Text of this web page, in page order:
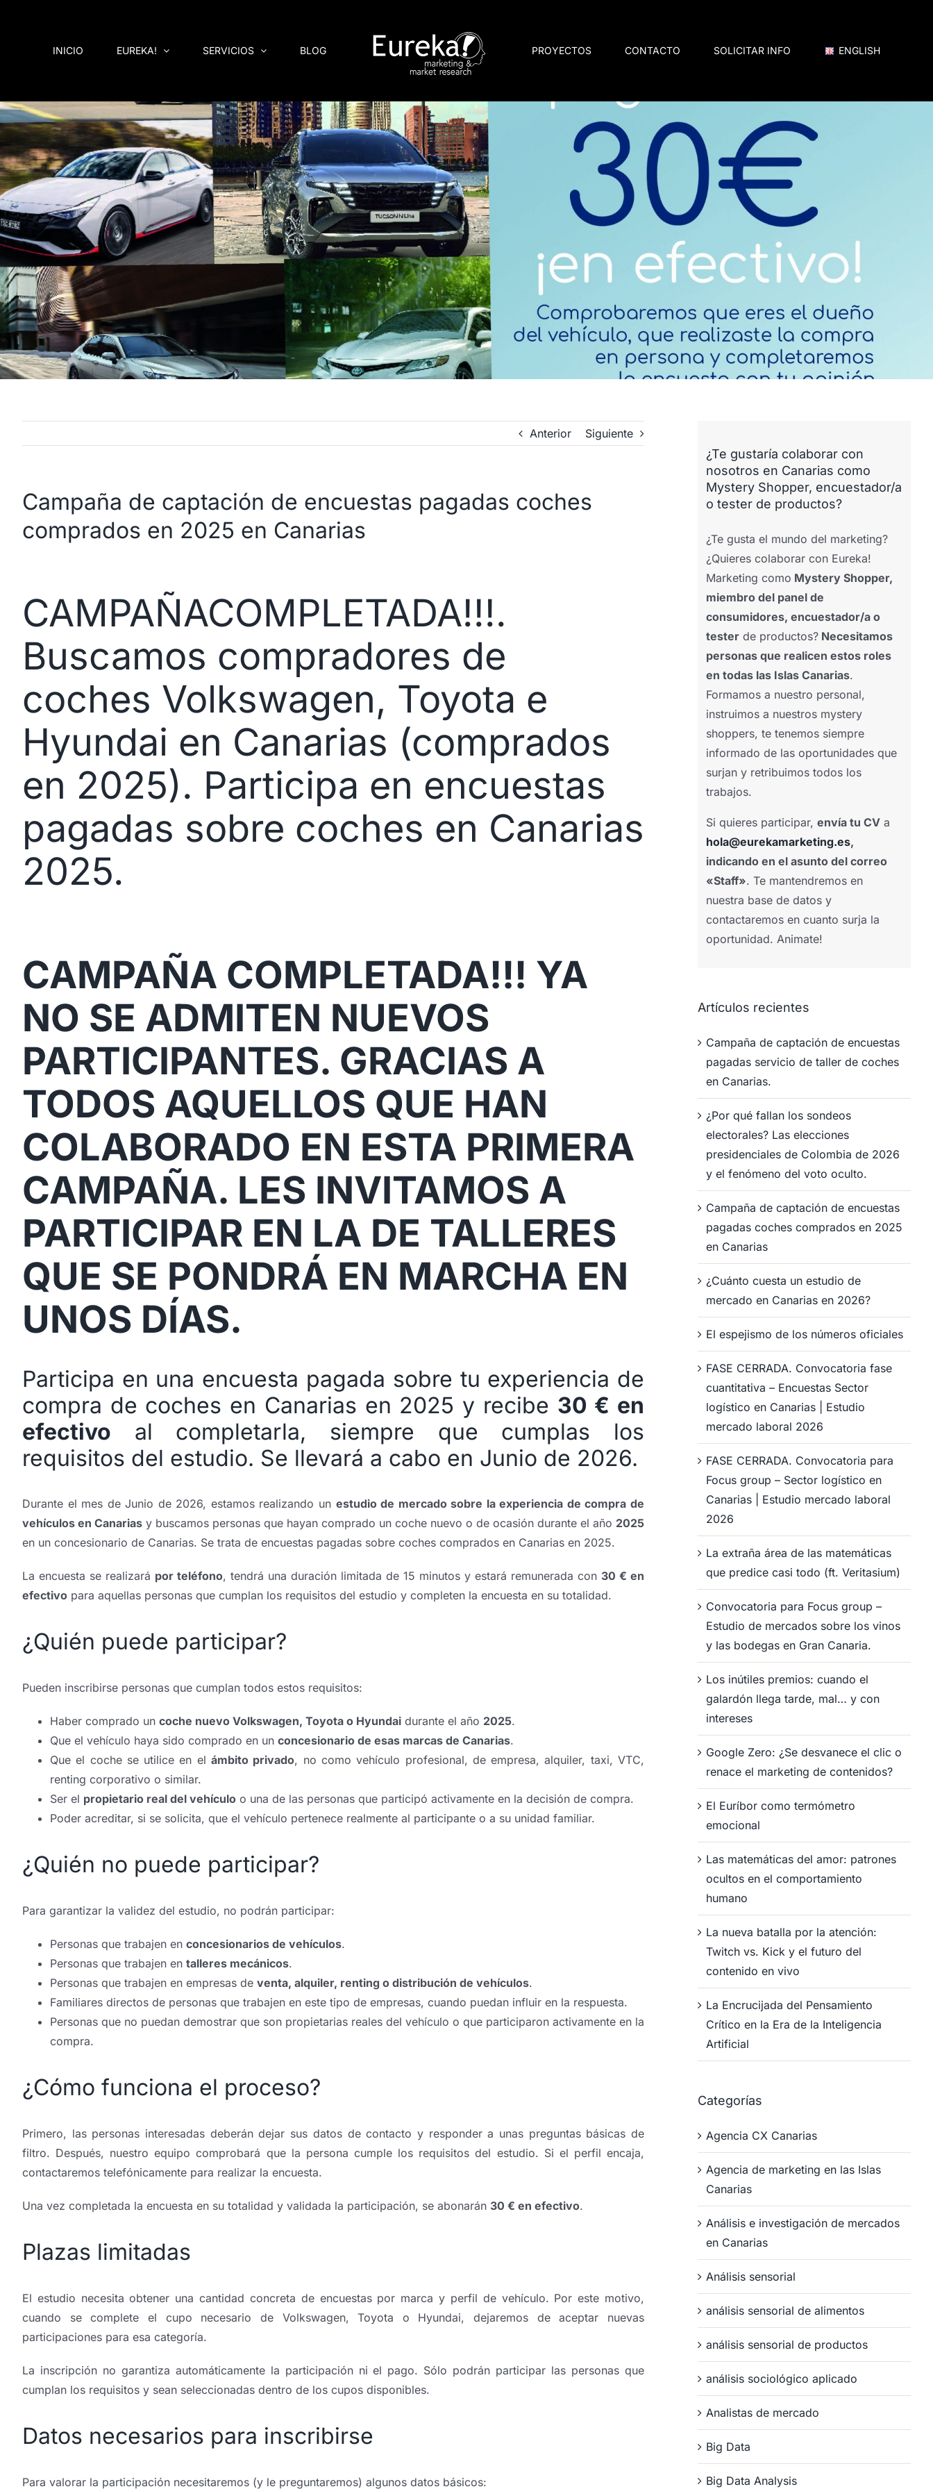
INICIO EUREKA! SERVICIOS BLOG PROYECTOS CONTACTO SOLICITAR INFO ENGLISH
Anterior Siguiente
Campaña de captación de encuestas pagadas coches
comprados en 2025 en Canarias
CAMPAÑACOMPLETADA!!!.
Buscamos compradores de
coches Volkswagen, Toyota e
Hyundai en Canarias (comprados
en 2025). Participa en encuestas
pagadas sobre coches en Canarias
2025.
CAMPAÑA COMPLETADA!!! YA
NO SE ADMITEN NUEVOS
PARTICIPANTES. GRACIAS A
TODOS AQUELLOS QUE HAN
COLABORADO EN ESTA PRIMERA
CAMPAÑA. LES INVITAMOS A
PARTICIPAR EN LA DE TALLERES
QUE SE PONDRÁ EN MARCHA EN
UNOS DÍAS.
Participa en una encuesta pagada sobre tu experiencia de
compra de coches en Canarias en 2025 y recibe 30 € en
efectivo al completarla, siempre que cumplas los
requisitos del estudio. Se llevará a cabo en Junio de 2026.
Durante el mes de Junio de 2026, estamos realizando un estudio de mercado sobre la experiencia de compra de
vehículos en Canarias y buscamos personas que hayan comprado un coche nuevo o de ocasión durante el año 2025
en un concesionario de Canarias. Se trata de encuestas pagadas sobre coches comprados en Canarias en 2025.
La encuesta se realizará por teléfono, tendrá una duración limitada de 15 minutos y estará remunerada con 30 € en
efectivopara aquellas personas que cumplan los requisitos del estudio y completen la encuesta en su totalidad.
¿Quién puede participar?
Pueden inscribirse personas que cumplan todos estos requisitos:
Haber comprado un coche nuevo Volkswagen, Toyota o Hyundaidurante el año 2025.
Que el vehículo haya sido comprado en un concesionario de esas marcas de Canarias.
Que el coche se utilice en elámbito privado, no como vehículo profesional, de empresa, alquiler, taxi, VTC,
renting corporativo o similar.
Ser el propietario real del vehículoo una de las personas que participó activamente en la decisión de compra.
Poder acreditar, si se solicita, que el vehículo pertenece realmente al participante o a su unidad familiar.
¿Quién no puede participar?
Para garantizar la validez del estudio, no podrán participar:
Personas que trabajen en concesionarios de vehículos.
Personas que trabajen en talleres mecánicos.
Personas que trabajen en empresas de venta, alquiler, renting o distribución de vehículos.
Familiares directos de personas que trabajen en este tipo de empresas, cuando puedan influir en la respuesta.
Personas que no puedan demostrar que son propietarias reales del vehículo o que participaron activamente en la
compra.
¿Cómo funciona el proceso?
Primero, las personas interesadas deberán dejar sus datos de contacto y responder a unas preguntas básicas de
filtro. Después, nuestro equipo comprobará que la persona cumple los requisitos del estudio. Si el perfil encaja,
contactaremos telefónicamente para realizar la encuesta.
Una vez completada la encuesta en su totalidad y validada la participación, se abonarán 30 € en efectivo.
Plazas limitadas
El estudio necesita obtener una cantidad concreta de encuestas por marca y perfil de vehículo. Por este motivo,
cuando se complete el cupo necesario de Volkswagen, Toyota o Hyundai, dejaremos de aceptar nuevas
participaciones para esa categoría.
La inscripción no garantiza automáticamente la participación ni el pago. Sólo podrán participar las personas que
cumplan los requisitos y sean seleccionadas dentro de los cupos disponibles.
Datos necesarios para inscribirse
Para valorar la participación necesitaremos (y le preguntaremos) algunos datos básicos:
¿Te gustaría colaborar con
nosotros en Canarias como
Mystery Shopper, encuestador/a
o tester de productos?
¿Te gusta el mundo del marketing?
¿Quieres colaborar con Eureka!
Marketing como Mystery Shopper,
miembro del panel de
consumidores, encuestador/a o
testerde productos?Necesitamos
personas que realicen estos roles
en todas las Islas Canarias.
Formamos a nuestro personal,
instruimos a nuestros mystery
shoppers, te tenemos siempre
informado de las oportunidades que
surjan y retribuimos todos los
trabajos.
Si quieres participar, envía tu CVa
hola@eurekamarketing.es,
indicando en el asunto del correo
«Staff». Te mantendremos en
nuestra base de datos y
contactaremos en cuanto surja la
oportunidad. Animate!
Artículos recientes
Campaña de captación de encuestas
pagadas servicio de taller de coches
en Canarias.
¿Por qué fallan los sondeos
electorales? Las elecciones
presidenciales de Colombia de 2026
y el fenómeno del voto oculto.
Campaña de captación de encuestas
pagadas coches comprados en 2025
en Canarias
¿Cuánto cuesta un estudio de
mercado en Canarias en 2026?
El espejismo de los números oficiales
FASE CERRADA. Convocatoria fase
cuantitativa – Encuestas Sector
logístico en Canarias | Estudio
mercado laboral 2026
FASE CERRADA. Convocatoria para
Focus group – Sector logístico en
Canarias | Estudio mercado laboral
2026
La extraña área de las matemáticas
que predice casi todo (ft. Veritasium)
Convocatoria para Focus group –
Estudio de mercados sobre los vinos
y las bodegas en Gran Canaria.
Los inútiles premios: cuando el
galardón llega tarde, mal… y con
intereses
Google Zero: ¿Se desvanece el clic o
renace el marketing de contenidos?
El Euríbor como termómetro
emocional
Las matemáticas del amor: patrones
ocultos en el comportamiento
humano
La nueva batalla por la atención:
Twitch vs. Kick y el futuro del
contenido en vivo
La Encrucijada del Pensamiento
Crítico en la Era de la Inteligencia
Artificial
Categorías
Agencia CX Canarias
Agencia de marketing en las Islas
Canarias
Análisis e investigación de mercados
en Canarias
Análisis sensorial
análisis sensorial de alimentos
análisis sensorial de productos
análisis sociológico aplicado
Analistas de mercado
Big Data
Big Data Analysis